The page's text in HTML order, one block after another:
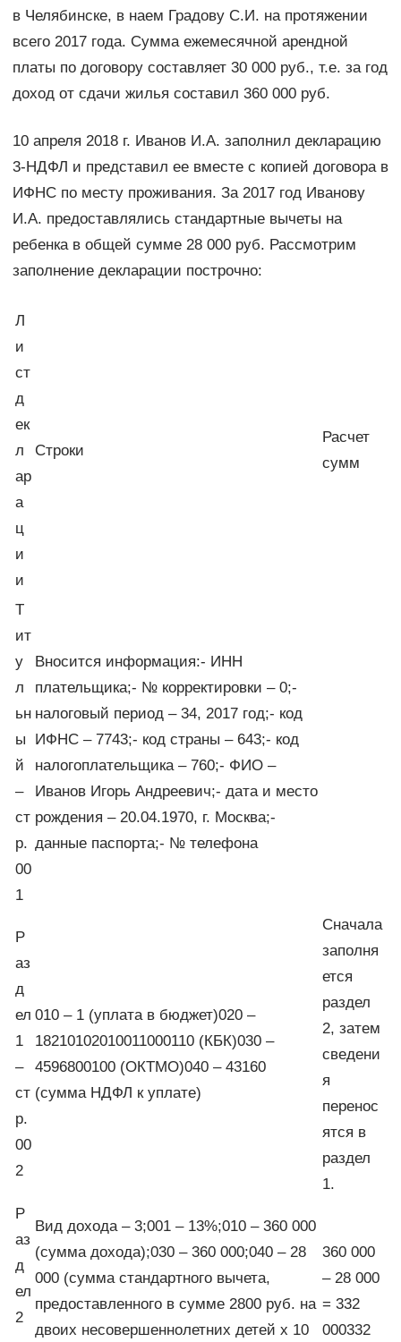
в Челябинске, в наем Градову С.И. на протяжении
всего 2017 года. Сумма ежемесячной арендной
платы по договору составляет 30 000 руб., т.е. за год
доход от сдачи жилья составил 360 000 руб.
10 апреля 2018 г. Иванов И.А. заполнил декларацию
3-НДФЛ и представил ее вместе с копией договора в
ИФНС по месту проживания. За 2017 год Иванову
И.А. предоставлялись стандартные вычеты на
ребенка в общей сумме 28 000 руб. Рассмотрим
заполнение декларации построчно:
Л
и
ст
д
ек
л
ар
а
ц
и
и
Строки
Расчет
сумм
Т
ит
у
л
ьн
ы
й
–
ст
р.
00
1
Вносится информация:- ИНН
плательщика;- № корректировки – 0;-
налоговый период – 34, 2017 год;- код
ИФНС – 7743;- код страны – 643;- код
налогоплательщика – 760;- ФИО –
Иванов Игорь Андреевич;- дата и место
рождения – 20.04.1970, г. Москва;-
данные паспорта;- № телефона
Р
аз
д
ел
1
–
ст
р.
00
2
010 – 1 (уплата в бюджет)020 –
18210102010011000110 (КБК)030 –
4596800100 (ОКТМО)040 – 43160
(сумма НДФЛ к уплате)
Сначала
заполня
ется
раздел
2, затем
сведени
я
перенос
ятся в
раздел
1.
Р
аз
д
ел
2
Вид дохода – 3;001 – 13%;010 – 360 000
(сумма дохода);030 – 360 000;040 – 28
000 (сумма стандартного вычета,
предоставленного в сумме 2800 руб. на
двоих несовершеннолетних детей х 10
360 000
– 28 000
= 332
000332